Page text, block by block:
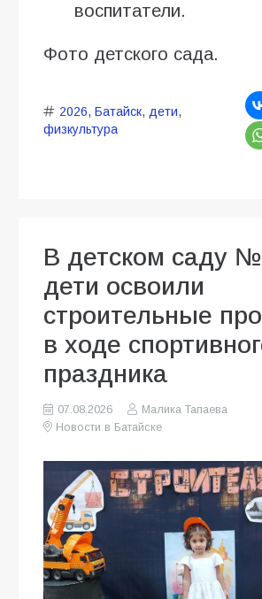
воспитатели.
Фото детского сада.
2026, Батайск, дети,
физкультура
В детском саду
дети освоили
строительные
в ходе
праздника
07.08.2026
Малика Тапаева
Новости в Батайске